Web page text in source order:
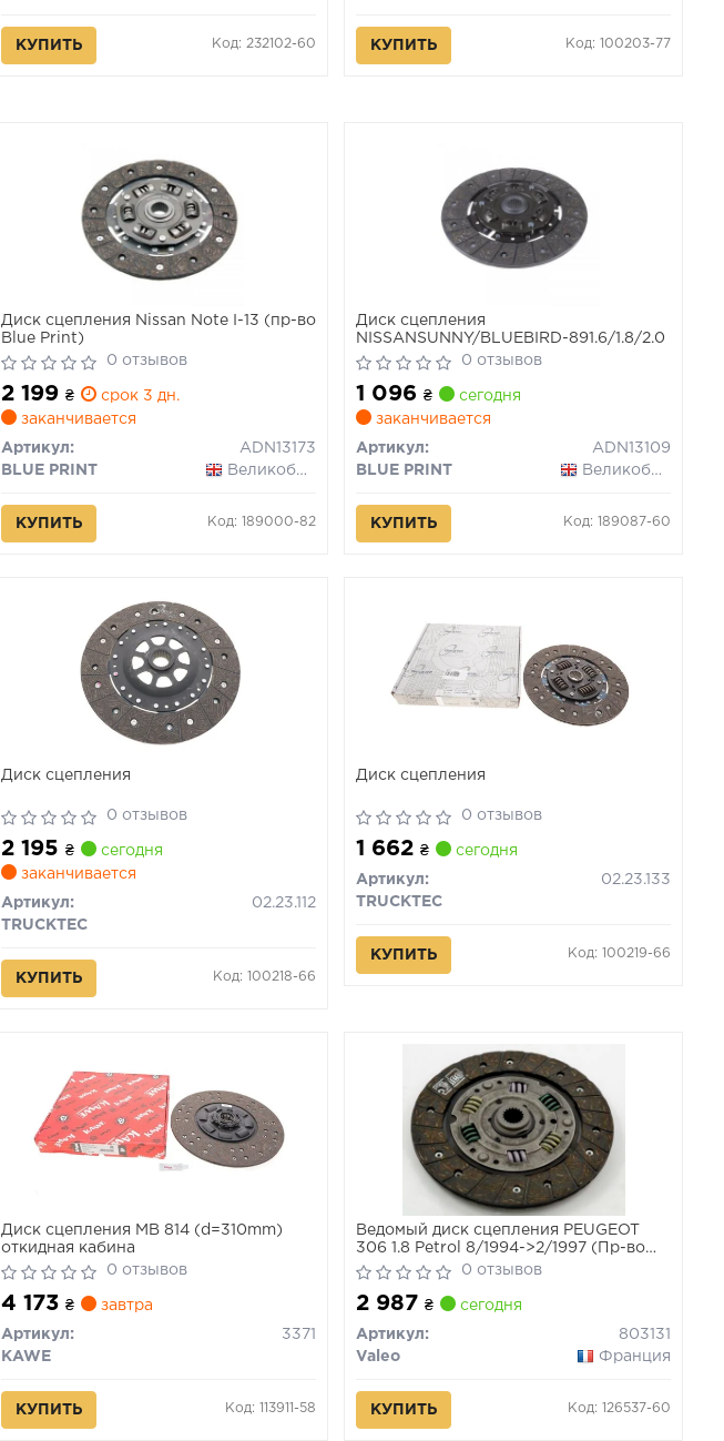
КУПИТЬ Код: 232102-60 КУПИТЬ Код: 100203-77
Диск сцепления Nissan Note I-13 (пр-во
Blue Print)
0 отзывов
2 199₴
срок 3 дн.
заканчивается
Артикул:
ADN13173
BLUE PRINT
Великобритания
КУПИТЬ Код: 189000-82
Диск сцепления
NISSANSUNNY/BLUEBIRD-891.6/1.8/2.0
0 отзывов
1 096₴
сегодня
заканчивается
Артикул:
ADN13109
BLUE PRINT
Великобритания
КУПИТЬ Код: 189087-60
Диск сцепления
0 отзывов
2 195₴
сегодня
заканчивается
Артикул:
02.23.112
TRUCKTEC
КУПИТЬ Код: 100218-66
Диск сцепления
0 отзывов
1 662₴ сегодня
Артикул:
02.23.133
TRUCKTEC
КУПИТЬ Код: 100219-66
Диск сцепления MB 814 (d=310mm)
откидная кабина
0 отзывов
4 173₴ завтра
Артикул:
3371
KAWE
КУПИТЬ Код: 113911-58
Ведомый диск сцепления PEUGEOT
306 1.8 Petrol 8/1994->2/1997 (Пр-во
VALEO)
0 отзывов
2 987₴ сегодня
Артикул:
803131
Valeo
Франция
КУПИТЬ Код: 126537-60